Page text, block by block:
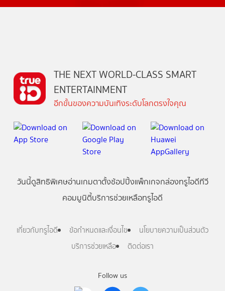
Follow us
THE NEXT WORLD-CLASS SMART
ENTERTAINMENT
อีกขั้นของความบันเทิงระดับโลกตรงใจคุณ
วันนี้ดูสิทธิพิเศษอ่านเกมตาตั้งช้อปปิ้งแพ็กเกจกล่องทรูไอดีทีวี
คอมมูนิตี้บริการช่วยเหลือทรูไอดี
เกี่ยวกับทรูไอดี ข้อกำหนดและเงื่อนไข
นโยบายความเป็นส่วนตัว
บริการช่วยเหลือ
ติดต่อเรา